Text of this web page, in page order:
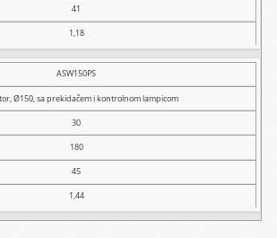
41
1,18
ASW150PS
Ø150, sa prekidačem i kontrolnom lampicom
30
180
45
1,44